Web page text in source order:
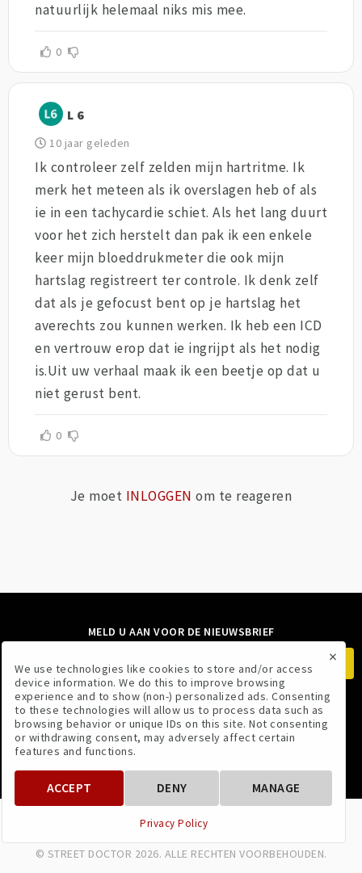
natuurlijk helemaal niks mis mee.
0
L 6
10 jaar geleden
Ik controleer zelf zelden mijn hartritme. Ik
merk het meteen als ik overslagen heb of als
ie in een tachycardie schiet. Als het lang duurt
voor het zich herstelt dan pak ik een enkele
keer mijn bloeddrukmeter die ook mijn
hartslag registreert ter controle. Ik denk zelf
dat als je gefocust bent op je hartslag het
averechts zou kunnen werken. Ik heb een ICD
en vertrouw erop dat ie ingrijpt als het nodig
is.Uit uw verhaal maak ik een beetje op dat u
niet gerust bent.
0
Je moet INLOGGEN om te reageren
MELD U AAN VOOR DE NIEUWSBRIEF
VOLG ONS
VOORWAARDEN PRIVACYBELEID
© STREET DOCTOR 2026. ALLE RECHTEN VOORBEHOUDEN.
×
We use technologies like cookies to store and/or access
device information. We do this to improve browsing
experience and to show (non-) personalized ads. Consenting
to these technologies will allow us to process data such as
browsing behavior or unique IDs on this site. Not consenting
or withdrawing consent, may adversely affect certain
features and functions.
ACCEPT DENY MANAGE
Privacy Policy